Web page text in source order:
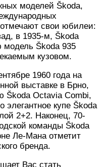
моделей Škoda,
свои юбилеи:
в 1935-м, Škoda
Škoda 935
кузовом.
1960 года на
выставке в Брно,
Škoda Octavia Combi,
элегантное купе Škoda
2+2. Наконец, 70-
команды Škoda
Ле-Мана отметит
бренда.
Вас стать